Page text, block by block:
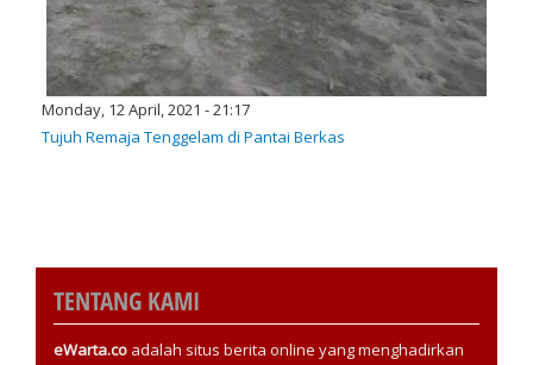
Monday, 12 April, 2021 - 21:17
Tujuh Remaja Tenggelam di Pantai Berkas
TENTANG KAMI
eWarta.co adalah situs berita online yang menghadirkan